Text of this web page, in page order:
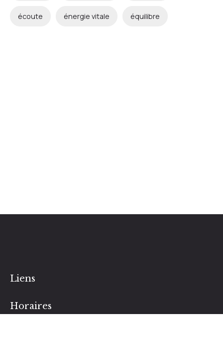
écoute énergie vitale équilibre
Liens
Horaires